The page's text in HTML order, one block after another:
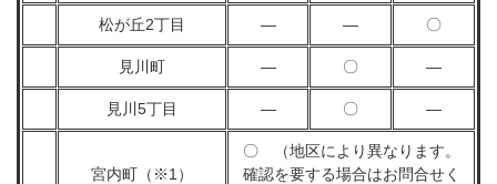
松が丘2丁目 ― ― 〇
見川町 ― 〇 ―
見川5丁目 ― 〇 ―
宮内町（※1）
〇 （地区により異なります。
確認を要する場合はお問合せく